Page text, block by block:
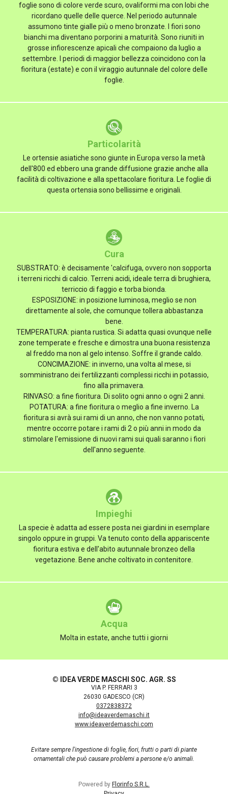
foglie sono di colore verde scuro, ovaliformi ma con lobi che
ricordano quelle delle querce. Nel periodo autunnale
assumono tinte gialle più o meno bronzate. I fiori sono
bianchi ma diventano porporini a maturità. Sono riuniti in
grosse infiorescenze apicali che compaiono da luglio a
settembre. I periodi di maggior bellezza coincidono con la
fioritura (estate) e con il viraggio autunnale del colore delle
foglie.
Particolarità
Le ortensie asiatiche sono giunte in Europa verso la metà
dell'800 ed ebbero una grande diffusione grazie anche alla
facilità di coltivazione e alla spettacolare fioritura. Le foglie di
questa ortensia sono bellissime e originali.
Cura
SUBSTRATO: è decisamente 'calcifuga, ovvero non sopporta
i terreni ricchi di calcio. Terreni acidi, ideale terra di brughiera,
terriccio di faggio e torba bionda.
ESPOSIZIONE: in posizione luminosa, meglio se non
direttamente al sole, che comunque tollera abbastanza
bene.
TEMPERATURA: pianta rustica. Si adatta quasi ovunque nelle
zone temperate e fresche e dimostra una buona resistenza
al freddo ma non al gelo intenso. Soffre il grande caldo.
CONCIMAZIONE: in inverno, una volta al mese, si
somministrano dei fertilizzanti complessi ricchi in potassio,
fino alla primavera.
RINVASO: a fine fioritura. Di solito ogni anno o ogni 2 anni.
POTATURA: a fine fioritura o meglio a fine inverno. La
fioritura si avrà sui rami di un anno, che non vanno potati,
mentre occorre potare i rami di 2 o più anni in modo da
stimolare l'emissione di nuovi rami sui quali saranno i fiori
dell'anno seguente.
Impieghi
La specie è adatta ad essere posta nei giardini in esemplare
singolo oppure in gruppi. Va tenuto conto della appariscente
fioritura estiva e dell'abito autunnale bronzeo della
vegetazione. Bene anche coltivato in contenitore.
Acqua
Molta in estate, anche tutti i giorni
© IDEA VERDE MASCHI SOC. AGR. SS
VIA P. FERRARI 3
26030 GADESCO (CR)
0372838372
info@ideaverdemaschi.it
www.ideaverdemaschi.com
Evitare sempre l'ingestione di foglie, fiori, frutti o parti di piante
ornamentali che può causare problemi a persone e/o animali.
Powered by Florinfo S.R.L.